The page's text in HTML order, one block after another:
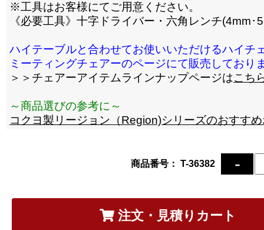
※工具はお客様にてご用意ください。
《必要工具》十字ドライバー・六角レンチ(4mm･
ハイテーブルと合わせてお使いいただけるハイチ
ミーティングチェアーのページにて販売しており
＞＞チェアーアイテムラインナップページはこち
～商品選びの参考に～
コクヨ製リージョン（Region)シリーズのおすす
商品番号： T-36382
注文・見積りカート